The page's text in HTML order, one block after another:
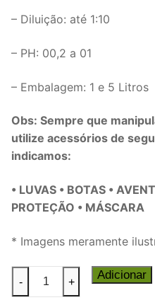
– Diluição: até 1:10
– PH: 00,2 a 01
– Embalagem: 1 e 5 Litros
Obs: Sempre que
utilize acessórios de
indicamos:
• LUVAS • BOTAS •
PROTEÇÃO • MÁSCARA
* Imagens meramente
MAX
- + Adicionar